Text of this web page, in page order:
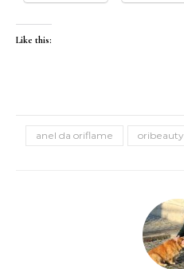
Like this:
anel da oriflame oribeauty.